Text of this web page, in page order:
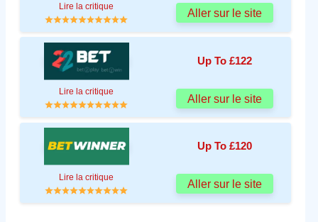
Lire la critique
Aller sur le site
Up To £122
Lire la critique
Aller sur le site
Up To £120
Lire la critique
Aller sur le site